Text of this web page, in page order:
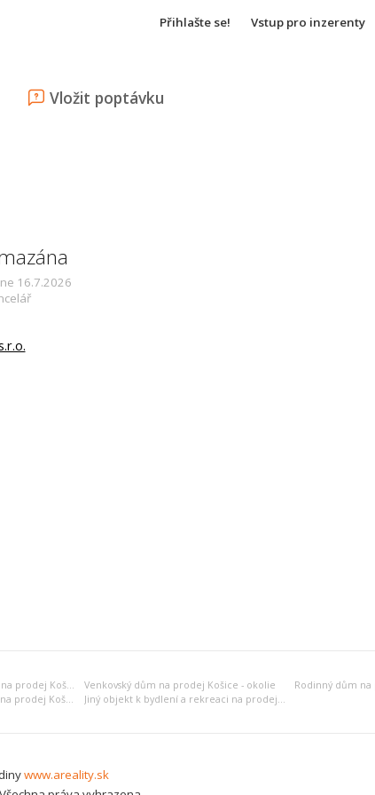
Přihlašte se! Vstup pro inzerenty
Vložit poptávku
16.7.2026
Chalupa, rekreační domek na prodej Košice - okolie Venkovský dům na prodej Košice - okolie
Rodinný dům
Bývalá polnohosp. usedlost na prodej Košice - okolie Jiný objekt k bydlení a rekreaci na prodej Košice - okolie
www.areality.sk